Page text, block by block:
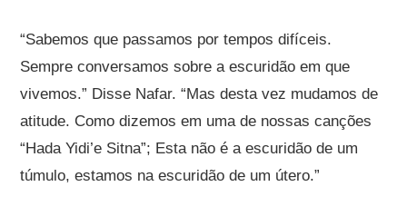
“Sabemos que passamos por tempos difíceis.
Sempre conversamos sobre a escuridão em que
vivemos.” Disse Nafar. “Mas desta vez mudamos de
atitude. Como dizemos em uma de nossas canções
“Hada Yidi’e Sitna”; Esta não é a escuridão de um
túmulo, estamos na escuridão de um útero.”